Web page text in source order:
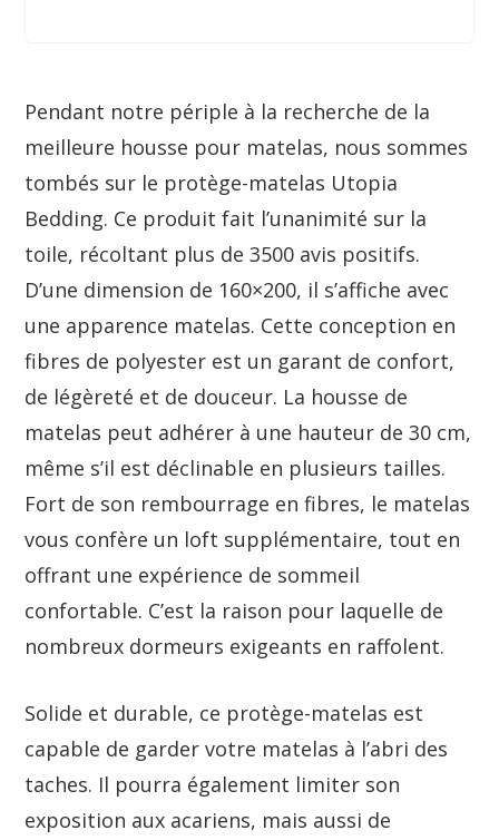
Pendant notre périple à la recherche de la
meilleure housse pour matelas, nous sommes
tombés sur le protège-matelas Utopia
Bedding. Ce produit fait l’unanimité sur la
toile, récoltant plus de 3500 avis positifs.
D’une dimension de 160×200, il s’affiche avec
une apparence matelas. Cette conception en
fibres de polyester est un garant de confort,
de légèreté et de douceur. La housse de
matelas peut adhérer à une hauteur de 30 cm,
même s’il est déclinable en plusieurs tailles.
Fort de son rembourrage en fibres, le matelas
vous confère un loft supplémentaire, tout en
offrant une expérience de sommeil
confortable. C’est la raison pour laquelle de
nombreux dormeurs exigeants en raffolent.
Solide et durable, ce protège-matelas est
capable de garder votre matelas à l’abri des
taches. Il pourra également limiter son
exposition aux acariens, mais aussi de